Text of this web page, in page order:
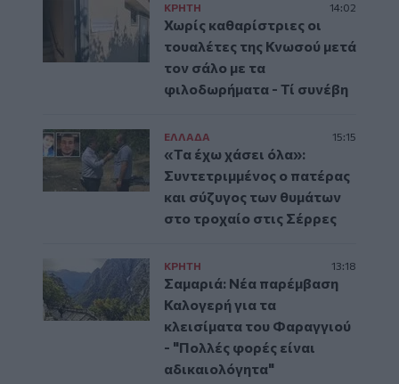
ΚΡΗΤΗ 14:02
Χωρίς καθαρίστριες οι
τουαλέτες της Κνωσού μετά
τον σάλο με τα
φιλοδωρήματα - Τί συνέβη
ΕΛΛAΔΑ 15:15
«Τα έχω χάσει όλα»:
Συντετριμμένος ο πατέρας
και σύζυγος των θυμάτων
στο τροχαίο στις Σέρρες
ΚΡΗΤΗ 13:18
Σαμαριά: Νέα παρέμβαση
Καλογερή για τα
κλεισίματα του Φαραγγιού
- "Πολλές φορές είναι
αδικαιολόγητα"